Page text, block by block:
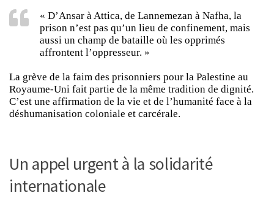
« D’Ansar à Attica, de Lannemezan à Nafha, la
prison n’est pas qu’un lieu de confinement, mais
aussi un champ de bataille où les opprimés
affrontent l’oppresseur. »
La grève de la faim des prisonniers pour la Palestine au
Royaume-Uni fait partie de la même tradition de dignité.
C’est une affirmation de la vie et de l’humanité face à la
déshumanisation coloniale et carcérale.
Un appel urgent à la solidarité
internationale